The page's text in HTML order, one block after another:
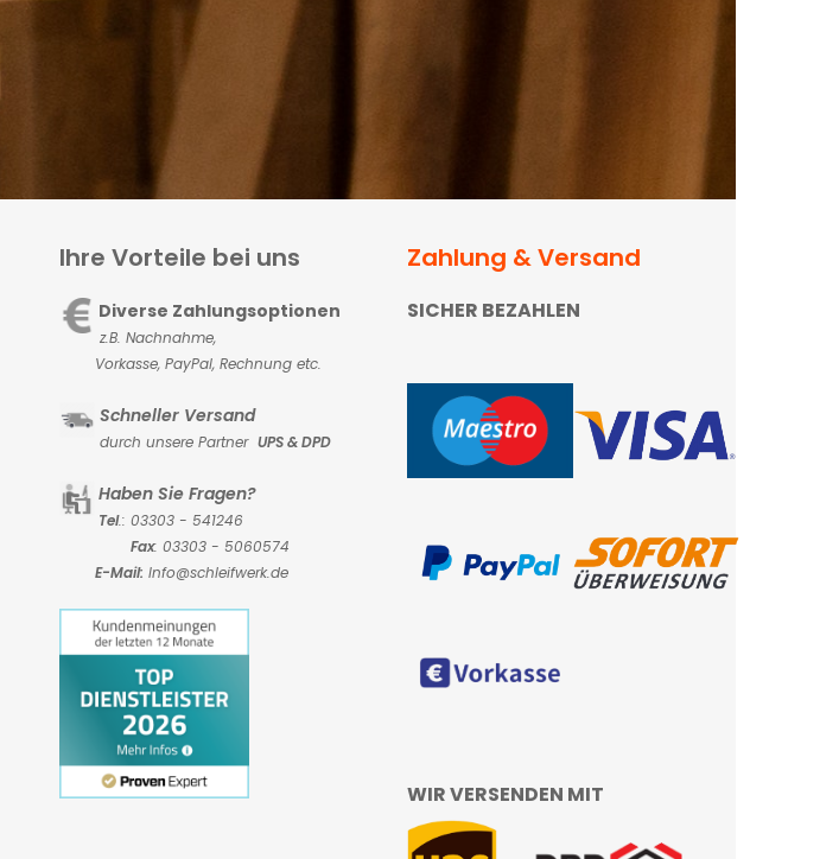
Ihre Vorteile bei uns
Diverse Zahlungsoptionen
z.B. Nachnahme,
Vorkasse, PayPal, Rechnung etc.
Schneller Versand
durch unsere Partner UPS & DPD
Haben Sie Fragen?
Tel.: 03303 - 541246
Fax: 03303 - 5060574
E-Mail: Info@schleifwerk.de
Zahlung & Versand
SICHER BEZAHLEN
WIR VERSENDEN MIT